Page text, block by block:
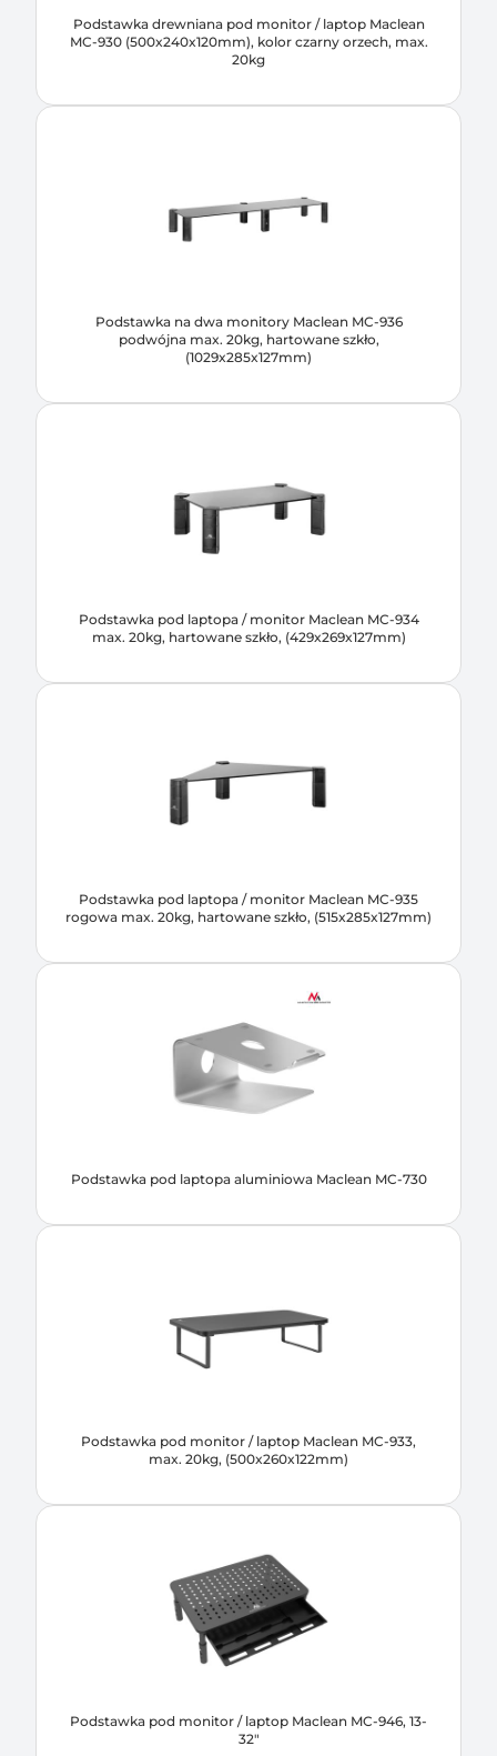
Podstawka drewniana pod monitor / laptop Maclean
MC-930 (500x240x120mm), kolor czarny orzech, max.
20kg
Podstawka na dwa monitory Maclean MC-936
podwójna max. 20kg, hartowane szkło,
(1029x285x127mm)
Podstawka pod laptopa / monitor Maclean MC-934
max. 20kg, hartowane szkło, (429x269x127mm)
Podstawka pod laptopa / monitor Maclean MC-935
rogowa max. 20kg, hartowane szkło, (515x285x127mm)
Podstawka pod laptopa aluminiowa Maclean MC-730
Podstawka pod monitor / laptop Maclean MC-933,
max. 20kg, (500x260x122mm)
Podstawka pod monitor / laptop Maclean MC-946, 13-
32"